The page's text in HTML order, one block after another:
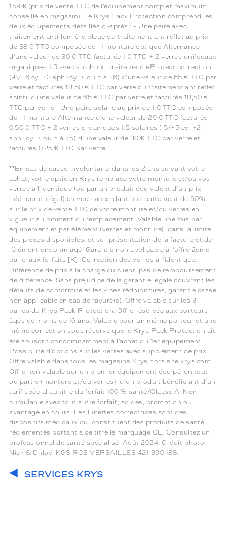
159 € (prix de vente TTC de l’équipement complet maximum
conseillé en magasin). Le Krys Pack Protection comprend les
deux équipements détaillés ci-après : – Une paire avec
traitement anti-lumière bleue ou traitement antireflet au prix
de 38 € TTC composée de : 1 monture optique Alternance
d’une valeur de 30 € TTC facturée 1 € TTC + 2 verres unifocaux
organiques 1.5 avec au choix : traitement eProtect correction
(-8/+6 cyl +3 sph+cyl < ou = à +6) d’une valeur de 65 € TTC par
verre et facturés 18,50 € TTC par verre ou traitement antireflet
scintil d’une valeur de 65 € TTC par verre et facturés 18,50 €
TTC par verre - Une paire solaire au prix de 1 € TTC composée
de : 1 monture Alternance d’une valeur de 29 € TTC facturée
0,50 € TTC + 2 verres organiques 1.5 solaires (-5/+5 cyl +2
sph+cyl < ou = à +5) d’une valeur de 30 € TTC par verre et
facturés 0,25 € TTC par verre.
**En cas de casse involontaire, dans les 2 ans suivant votre
achat, votre opticien Krys remplace votre monture et/ou vos
verres à l’identique (ou par un produit équivalent d’un prix
inférieur ou égal) en vous accordant un abattement de 60%
sur le prix de vente TTC de votre monture et/ou verres en
vigueur au moment du remplacement. Valable une fois par
équipement et par élément (verres et monture), dans la limite
des pièces disponibles, et sur présentation de la facture et de
l’élément endommagé. Garantie non applicable à l’offre 2ème
paire, aux forfaits [K]. Correction des verres à l’identique.
Différence de prix à la charge du client, pas de remboursement
de différence. Sans préjudice de la garantie légale couvrant les
défauts de conformité et les vices rédhibitoires, garantie casse
non applicable en cas de rayure(s). Offre valable sur les 3
paires du Krys Pack Protection. Offre réservée aux porteurs
âgés de moins de 16 ans. Valable pour un même porteur et une
même correction sous réserve que le Krys Pack Protection ait
été souscrit concomitamment à l’achat du 1er équipement.
Possibilité d’options sur les verres avec supplément de prix.
Offre valable dans tous les magasins Krys hors site krys.com.
Offre non valable sur un premier équipement équipé, en tout
ou partie (monture et/ou verres), d’un produit bénéficiant d’un
tarif spécial au titre du forfait 100 % santé/Classe A. Non
cumulable avec tout autre forfait, soldes, promotion ou
avantage en cours. Les lunettes correctrices sont des
dispositifs médicaux qui constituent des produits de santé
réglementés portant à ce titre le marquage CE. Consultez un
professionnel de santé spécialisé. Août 2024. Crédit photo :
Nick & Chloé. KGS RCS VERSAILLES 421 390 188.
SERVICES KRYS